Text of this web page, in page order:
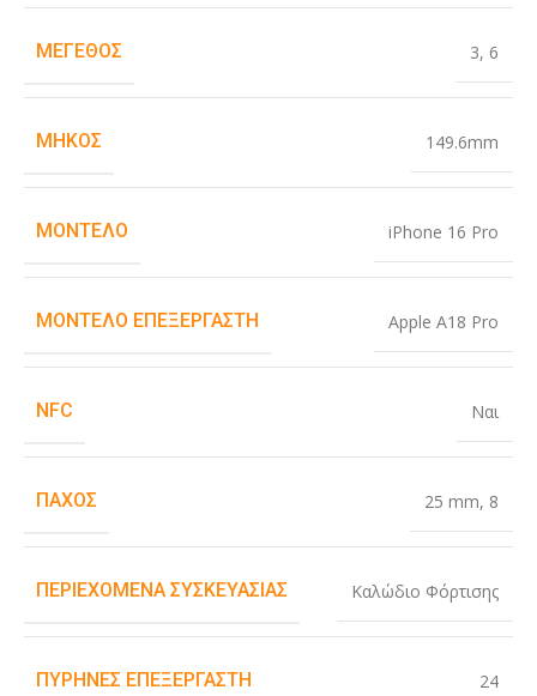
ΜΈΓΕΘΟΣ 3, 6
ΜΉΚΟΣ 149.6mm
ΜΟΝΤΈΛΟ iPhone 16 Pro
ΜΟΝΤΈΛΟ ΕΠΕΞΕΡΓΑΣΤΉ Apple A18 Pro
NFC Ναι
ΠΆΧΟΣ 25 mm, 8
ΠΕΡΙΕΧΌΜΕΝΑ ΣΥΣΚΕΥΑΣΊΑΣ Καλώδιο Φόρτισης
ΠΥΡΉΝΕΣ ΕΠΕΞΕΡΓΑΣΤΉ 24